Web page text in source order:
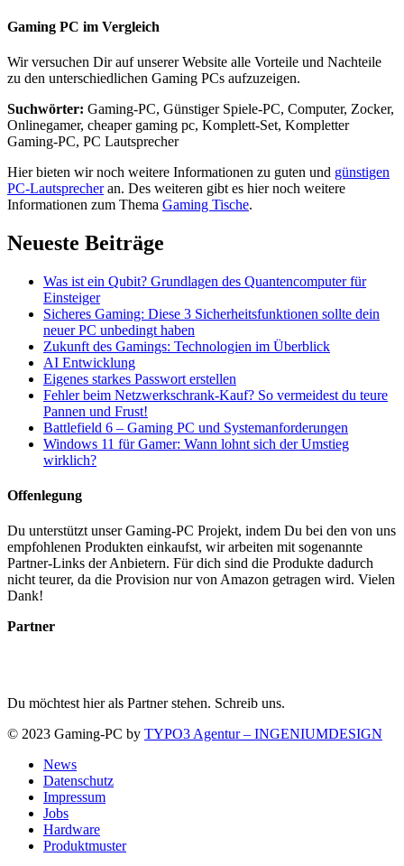
Gaming PC im Vergleich
Wir versuchen Dir auf unserer Website alle Vorteile und Nachteile
zu den unterschiedlichen Gaming PCs aufzuzeigen.
Suchwörter: Gaming-PC, Günstiger Spiele-PC, Computer, Zocker,
Onlinegamer, cheaper gaming pc, Komplett-Set, Kompletter
Gaming-PC, PC Lautsprecher
Hier bieten wir noch weitere Informationen zu guten und günstigen
PC-Lautsprecheran. Des weiteren gibt es hier noch weitere
Informationen zum Thema Gaming Tische.
Neueste Beiträge
Was ist ein Qubit? Grundlagen des Quantencomputer für
Einsteiger
Sicheres Gaming: Diese 3 Sicherheitsfunktionen sollte dein
neuer PC unbedingt haben
Zukunft des Gamings: Technologien im Überblick
AI Entwicklung
Eigenes starkes Passwort erstellen
Fehler beim Netzwerkschrank-Kauf? So vermeidest du teure
Pannen und Frust!
Battlefield 6 – Gaming PC und Systemanforderungen
Windows 11 für Gamer: Wann lohnt sich der Umstieg
wirklich?
Offenlegung
Du unterstützt unser Gaming-PC Projekt, indem Du bei den von uns
empfohlenen Produkten einkaufst, wir arbeiten mit sogenannte
Partner-Links der Anbietern. Für dich sind die Produkte dadurch
nicht teurer, da die Provision nur von Amazon getragen wird. Vielen
Dank!
Partner
Du möchtest hier als Partner stehen. Schreib uns.
© 2023 Gaming-PC by TYPO3 Agentur – INGENIUMDESIGN
News
Datenschutz
Impressum
Jobs
Hardware
Produktmuster